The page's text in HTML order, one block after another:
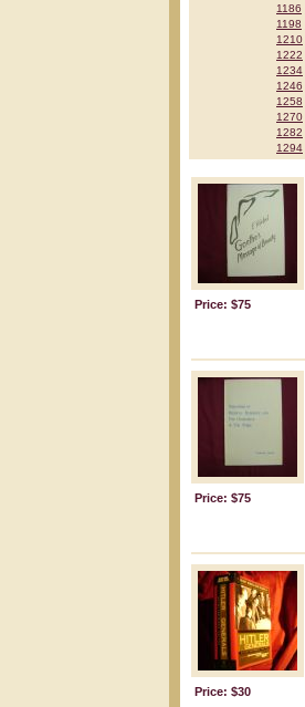
1186
1198
1210
1222
1234
1246
1258
1270
1282
1294
Price: $75
Price: $75
Price: $30